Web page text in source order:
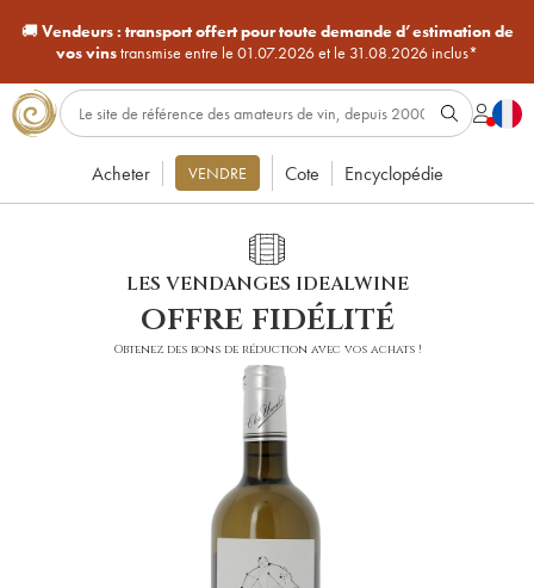
🚚Vendeurs : transport offert pour toute demande d’estimation de
vos vinstransmise entre le 01.07.2026 et le 31.08.2026 inclus*
Acheter VENDRE Cote Encyclopédie
LES VENDANGES IDEALWINE
offre fidélité
Obtenez des bons de réduction avec vos achats !